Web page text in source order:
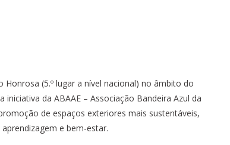
(5.º lugar a nível nacional) no âmbito do
da ABAAE – Associação Bandeira Azul da
de espaços exteriores mais sustentáveis,
e bem-estar.